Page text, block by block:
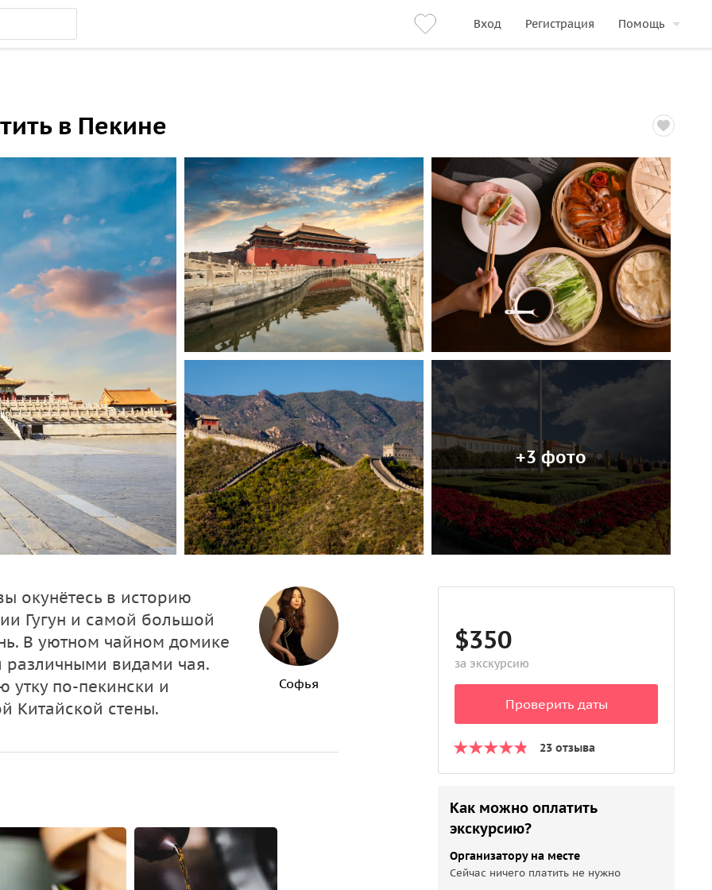
Вход Регистрация Помощь
в Пекине
+3 фото
окунётесь в историю
Гугун и самой большой
В уютном чайном домике
различными видами чая.
утку по-пекински и
Китайской стены.
Софья
$350
за экскурсию
Проверить даты
23 отзыва
Как можно оплатить
экскурсию?
Организатору на месте
Сейчас ничего платить не нужно